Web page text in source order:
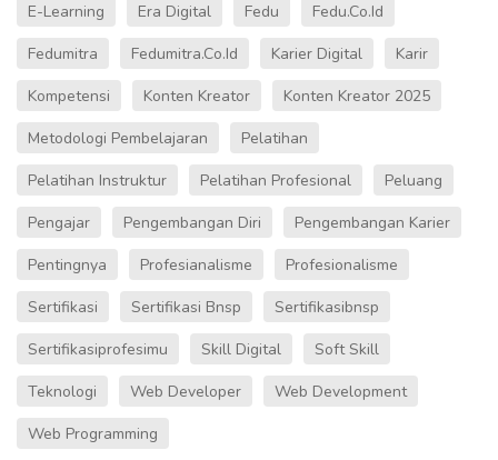
E-Learning
Era Digital Fedu
Fedu.co.id
Fedumitra
Fedumitra.co.id Karier Digital
Karir
Kompetensi
Konten Kreator
Konten Kreator 2025
Metodologi Pembelajaran
Pelatihan
Pelatihan Instruktur
Pelatihan Profesional
Peluang
Pengajar
Pengembangan Diri
Pengembangan Karier
Pentingnya
Profesianalisme
Profesionalisme
Sertifikasi
Sertifikasi Bnsp
Sertifikasibnsp
Sertifikasiprofesimu
Skill Digital
Soft Skill
Teknologi
Web Developer
Web Development
Web Programming